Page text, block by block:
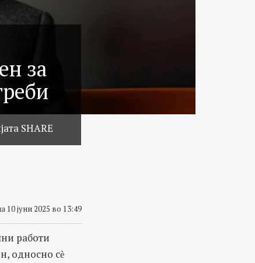
за
SHARE
10 јуни 2025 во 13:49
работи
односно сѐ